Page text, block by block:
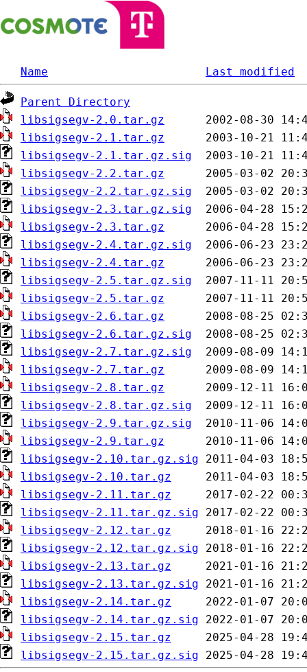
Name Last modified
Parent Directory
libsigsegv-2.0.tar.gz
libsigsegv-2.1.tar.gz
libsigsegv-2.1.tar.gz.sig
libsigsegv-2.2.tar.gz
libsigsegv-2.2.tar.gz.sig
libsigsegv-2.3.tar.gz.sig
libsigsegv-2.3.tar.gz
libsigsegv-2.4.tar.gz.sig
libsigsegv-2.4.tar.gz
libsigsegv-2.5.tar.gz.sig
libsigsegv-2.5.tar.gz
libsigsegv-2.6.tar.gz
libsigsegv-2.6.tar.gz.sig
libsigsegv-2.7.tar.gz.sig
libsigsegv-2.7.tar.gz
libsigsegv-2.8.tar.gz
libsigsegv-2.8.tar.gz.sig
libsigsegv-2.9.tar.gz.sig
libsigsegv-2.9.tar.gz
libsigsegv-2.10.tar.gz.sig
libsigsegv-2.10.tar.gz
libsigsegv-2.11.tar.gz
libsigsegv-2.11.tar.gz.sig
libsigsegv-2.12.tar.gz
libsigsegv-2.12.tar.gz.sig
libsigsegv-2.13.tar.gz
libsigsegv-2.13.tar.gz.sig
libsigsegv-2.14.tar.gz
libsigsegv-2.14.tar.gz.sig
libsigsegv-2.15.tar.gz
libsigsegv-2.15.tar.gz.sig